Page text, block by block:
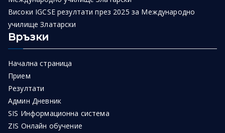
Високи IGCSE резултати през 2025 за Международно
училище Златарски
Връзки
Начална страница
Прием
Резултати
Админ Дневник
SIS Информационна система
ZIS Онлайн обучение